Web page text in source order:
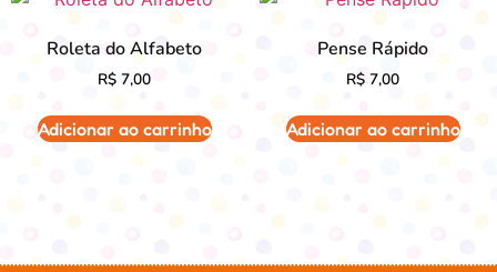
Roleta do Alfabeto
R$ 7,00
Adicionar ao carrinho
Pense Rápido
R$ 7,00
Adicionar ao carrinho